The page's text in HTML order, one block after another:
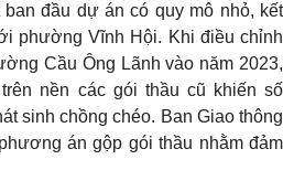
ban đầu dự án có quy mô nhỏ, kết
phường Vĩnh Hội. Khi điều chỉnh
Cầu Ông Lãnh vào năm 2023,
nền các gói thầu cũ khiến số
sinh chồng chéo. Ban Giao thông
án gộp gói thầu nhằm đảm